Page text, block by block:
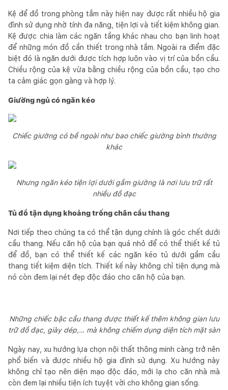
Kệ để đồ trong phòng tắm này hiện nay được rất nhiều hộ gia
đình sử dụng nhờ tính đa năng, tiện lợi và tiết kiệm không gian.
Kệ được chia làm các ngăn tầng khác nhau cho bạn linh hoạt
để những món đồ cần thiết trong nhà tắm. Ngoài ra điểm đặc
biệt đó là ngăn dưới được tích hợp luôn vào vị trí của bồn cầu.
Chiều rộng của kệ vừa bằng chiều rộng của bồn cầu, tạo cho
ta cảm giác gọn gàng và hợp lý.
Giường ngủ có ngăn kéo
Chiếc giường có bề ngoài như bao chiếc giường bình thường
khác
Nhưng ngăn kéo tiện lợi dưới gầm giường là nơi lưu trữ rất
nhiều đồ đạc
Tủ đồ tận dụng khoảng trống chân cầu thang
Nơi tiếp theo chúng ta có thể tận dụng chính là góc chết dưới
cầu thang. Nếu căn hộ của bạn quá nhỏ để có thể thiết kế tủ
để đồ, bạn có thể thiết kế các ngăn kéo tủ dưới gầm cầu
thang tiết kiệm diện tích. Thiết kế này không chỉ tiện dụng mà
nó còn đem lại nét đẹp độc đáo cho căn hộ của bạn.
Những chiếc bậc cầu thang được thiết kế thêm không gian lưu
trữ đồ đạc, giày dép,… mà không chiếm dụng diện tích mặt sàn
Ngày nay, xu hướng lựa chọn nội thất thông minh càng trở nên
phổ biến và được nhiều hộ gia đình sử dụng. Xu hướng này
không chỉ tạo nên diện mạo độc đáo, mới lạ cho căn nhà mà
còn đem lại nhiều tiện ích tuyệt vời cho không gian sống.